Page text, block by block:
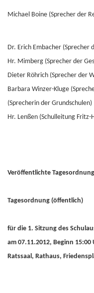
Michael Boine (Sprecher der
Dr. Erich Embacher (Sprecher
Hr. Mimberg (Sprecher der
Dieter Röhrich (Sprecher der
Barbara Winzer-Kluge
(Sprecherin der Grundschulen)
Hr. Lenßen (Schulleitung
Veröffentlichte
Tagesordnung (öffentlich)
für die 1. Sitzung des
am 07.11.2012, Beginn 15:00
Ratssaal, Rathaus,